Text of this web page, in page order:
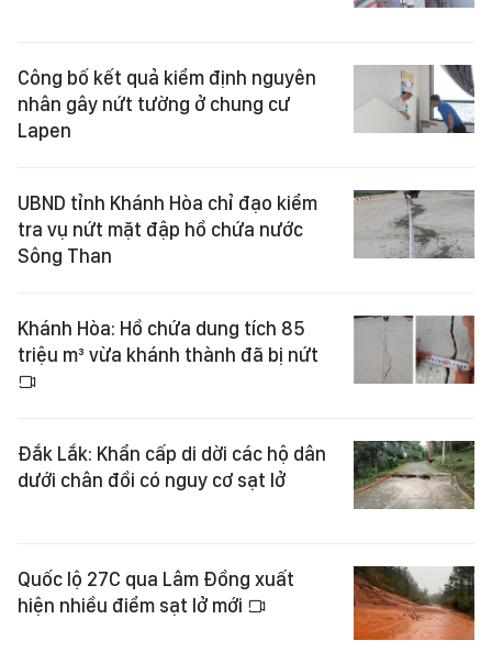
Công bố kết quả kiểm định nguyên
nhân gây nứt tường ở chung cư
Lapen
UBND tỉnh Khánh Hòa chỉ đạo kiểm
tra vụ nứt mặt đập hồ chứa nước
Sông Than
Khánh Hòa: Hồ chứa dung tích 85
triệu m³ vừa khánh thành đã bị nứt
Đắk Lắk: Khẩn cấp di dời các hộ dân
dưới chân đồi có nguy cơ sạt lở
Quốc lộ 27C qua Lâm Đồng xuất
hiện nhiều điểm sạt lở mới